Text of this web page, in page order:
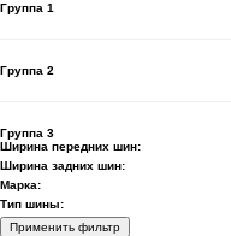
Группа 1
Группа 2
Группа 3
Ширина передних шин:
Ширина задних шин:
Марка:
Тип шины:
Применить фильтр